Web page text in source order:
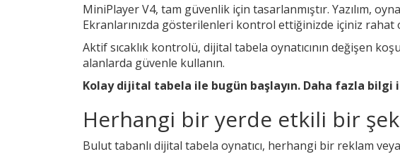
MiniPlayer V4, tam güvenlik için tasarlanmıştır. Yazılım,
Ekranlarınızda gösterilenleri kontrol ettiğinizde içiniz rahat
Aktif sıcaklık kontrolü, dijital tabela oynatıcının değişen
alanlarda güvenle kullanın.
Kolay dijital tabela ile bugün başlayın. Daha fazla
Herhangi bir yerde etkili bir
Bulut tabanlı dijital tabela oynatıcı, herhangi bir reklam